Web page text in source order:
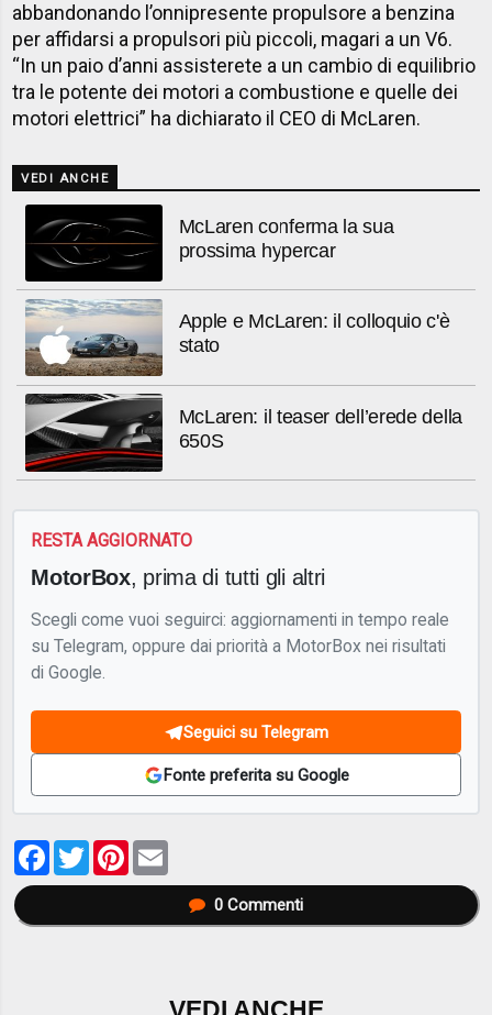
abbandonando l’onnipresente propulsore a benzina
per affidarsi a propulsori più piccoli, magari a un V6.
“In un paio d’anni assisterete a un cambio di equilibrio
tra le potente dei motori a combustione e quelle dei
motori elettrici” ha dichiarato il CEO di McLaren.
VEDI ANCHE
McLaren conferma la sua
prossima hypercar
Apple e McLaren: il colloquio c'è
stato
McLaren: il teaser dell’erede della
650S
RESTA AGGIORNATO
MotorBox, prima di tutti gli altri
Scegli come vuoi seguirci: aggiornamenti in tempo reale
su Telegram, oppure dai priorità a MotorBox nei risultati
di Google.
Seguici su Telegram
Fonte preferita su Google
Facebook
TwitterPinterest
0Commenti